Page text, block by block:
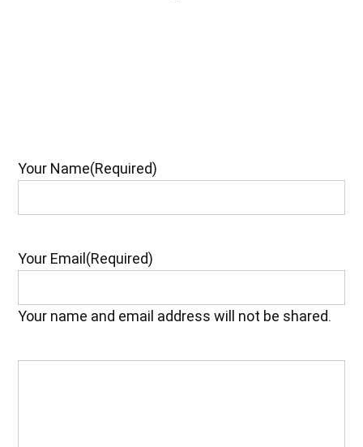
Your Name(Required)
Your Email (Required)
Your name and email address will not be shared.